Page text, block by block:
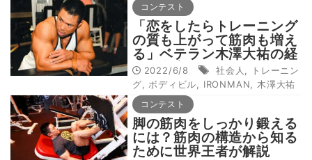
コンテスト
「恋をしたらトレーニング
の質も上がって筋肉も増え
る」ベテラン木澤大祐の経
験と名言
2022/6/8 社会人
トレーニン
グ
ボディビル IRONMAN 木澤大祐
コンテスト
脚の筋肉をしっかり鍛える
には？筋肉の構造から知る
ために世界王者が解説